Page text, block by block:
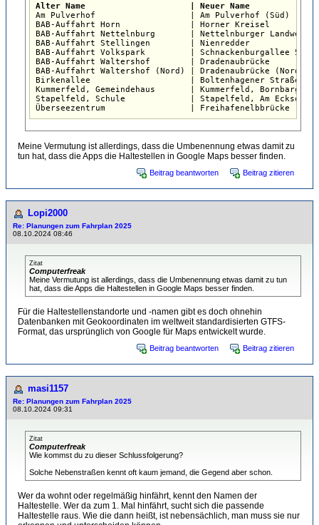
Alter Name                     | Neuer Name
Am Pulverhof                   | Am Pulverhof
BAB-Auffahrt Horn              | Horner Kreisel
BAB-Auffahrt Nettelnburg       | Nettelnburger
BAB-Auffahrt Stellingen        | Nienredder
BAB-Auffahrt Volkspark         | Schnackenburgallee
BAB-Auffahrt Waltershof        | Dradenaubrücke
BAB-Auffahrt Waltershof (Nord) | Dradenaubrücke
Birkenallee                    | Boltenhagener
Kummerfeld, Gemeindehaus       | Kummerfeld,
Stapelfeld, Schule             | Stapelfeld, Am
Überseezentrum                 | Freihafenelbbrücke
Meine Vermutung ist allerdings, dass die Umbenennung etwas damit zu
tun hat, dass die Apps die Haltestellen in Google Maps besser finden.
Beitrag beantworten Beitrag zitieren
Lopi2000
Re: Planungen zum Fahrplan 2025
08.10.2024 08:46
Zitat
Computerfreak
Meine Vermutung ist allerdings, dass die Umbenennung etwas damit zu tun
hat, dass die Apps die Haltestellen in Google Maps besser finden.
Für die Haltestellenstandorte und -namen gibt es doch ohnehin
Datenbanken mit Geokoordinaten im weltweit standardisierten GTFS-
Format, das ursprünglich von Google für Maps entwickelt wurde.
Beitrag beantworten Beitrag zitieren
masi1157
Re: Planungen zum Fahrplan 2025
08.10.2024 09:31
Zitat
Computerfreak
Wie kommst du zu dieser Schlussfolgerung?
Solche Nebenstraßen kennt oft kaum jemand, die Gegend aber schon.
Wer da wohnt oder regelmäßig hinfährt, kennt den Namen der
Haltestelle. Wer da zum 1. Mal hinfährt, sucht sich die passende
Haltestelle raus. Wie die dann heißt, ist nebensächlich, man muss sie nur